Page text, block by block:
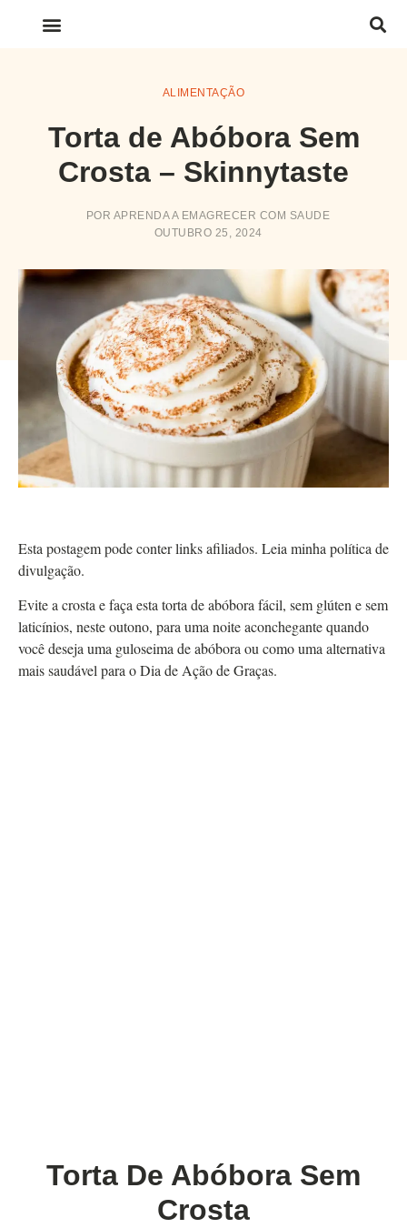
ALIMENTAÇÃO
Torta de Abóbora Sem
Crosta – Skinnytaste
POR APRENDA A EMAGRECER COM SAUDE
OUTUBRO 25, 2024
Esta postagem pode conter links afiliados. Leia minha política de
divulgação.
Evite a crosta e faça esta torta de abóbora fácil, sem glúten e sem
laticínios, neste outono, para uma noite aconchegante quando
você deseja uma guloseima de abóbora ou como uma alternativa
mais saudável para o Dia de Ação de Graças.
Torta De Abóbora Sem
Crosta